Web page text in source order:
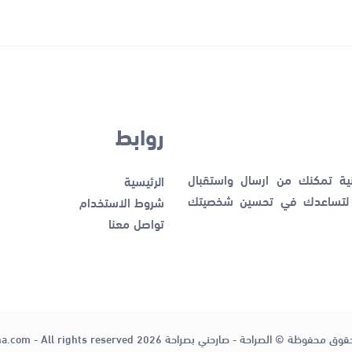
تمكنك من ارسال واستقبال
لتساعدك في تحسين شخصيتك
روابط
الرئيسية
شروط الاستخدام
تواصل معنا
محفوظة © الصراحة - صارحني بصراحة 2026 - All rights reserved